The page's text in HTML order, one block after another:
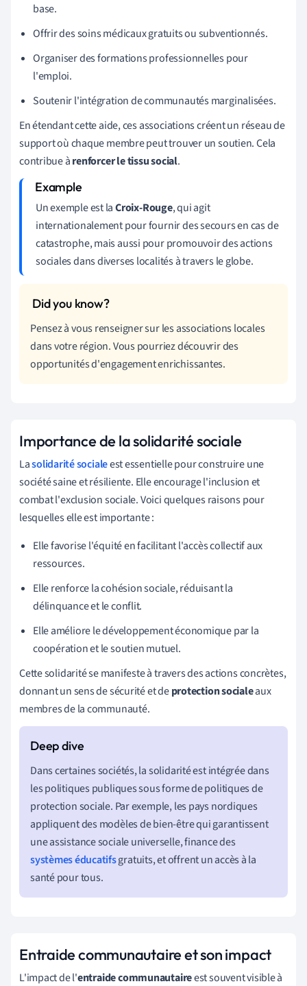
base.
Offrir des soins médicaux gratuits ou subventionnés.
Organiser des formations professionnelles pour
l'emploi.
Soutenir l'intégration de communautés marginalisées.
En étendant cette aide, ces associations créent un réseau de
support où chaque membre peut trouver un soutien. Cela
contribue àrenforcer le tissu social.
Un exemple est laCroix-Rouge, qui agit
internationalement pour fournir des secours en cas de
catastrophe, mais aussi pour promouvoir des actions
sociales dans diverses localités à travers le globe.
Pensez à vous renseigner sur les associations locales
dans votre région. Vous pourriez découvrir des
opportunités d'engagement enrichissantes.
Importance de la solidarité sociale
Lasolidarité socialeest essentielle pour construire une
société saine et résiliente. Elle encourage l'inclusion et
combat l'exclusion sociale. Voici quelques raisons pour
lesquelles elle est importante :
Elle favorise l'équité en facilitant l'accès collectif aux
ressources.
Elle renforce la cohésion sociale, réduisant la
délinquance et le conflit.
Elle améliore le développement économique par la
coopération et le soutien mutuel.
Cette solidarité se manifeste à travers des actions concrètes,
donnant un sens de sécurité et deprotection socialeaux
membres de la communauté.
Dans certaines sociétés, la solidarité est intégrée dans
les politiques publiques sous forme de politiques de
protection sociale. Par exemple, les pays nordiques
appliquent des modèles de bien-être qui garantissent
une assistance sociale universelle, finance des
systèmes éducatifsgratuits, et offrent un accès à la
santé pour tous.
Entraide communautaire et son impact
L'impact de l'entraide communautaireest souvent visible à